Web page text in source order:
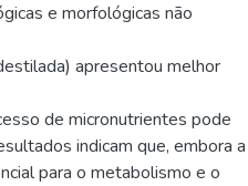
e morfológicas não
apresentou melhor
de micronutrientes pode
indicam que, embora a
para o metabolismo e o